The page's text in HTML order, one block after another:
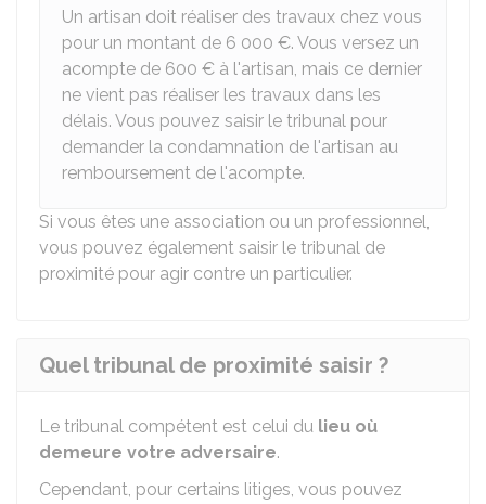
Un artisan doit réaliser des travaux chez vous
pour un montant de 6 000 €. Vous versez un
acompte de 600 € à l'artisan, mais ce dernier
ne vient pas réaliser les travaux dans les
délais. Vous pouvez saisir le tribunal pour
demander la condamnation de l'artisan au
remboursement de l'acompte.
Si vous êtes une association ou un professionnel,
vous pouvez également saisir le tribunal de
proximité pour agir contre un particulier.
Quel tribunal de proximité saisir ?
Le tribunal compétent est celui du lieu où
demeure votre adversaire.
Cependant, pour certains litiges, vous pouvez